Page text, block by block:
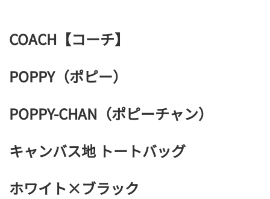
COACH【コーチ】
POPPY（ポピー）
POPPY-CHAN（ポピーチャン）
キャンバス地 トートバッグ
ホワイト×ブラック